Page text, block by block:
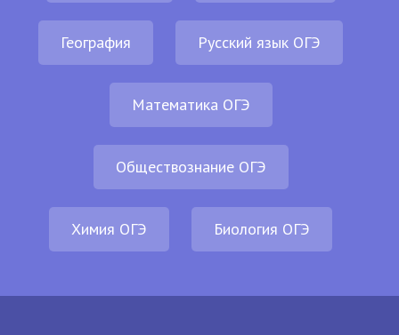
География Русский язык ОГЭ
Математика ОГЭ
Обществознание ОГЭ
Химия ОГЭ Биология ОГЭ